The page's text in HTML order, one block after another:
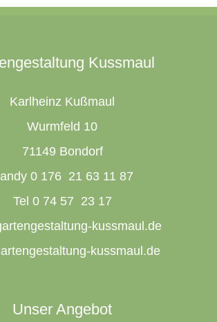
Kussmaul
Karlheinz Kußmaul
Wurmfeld 10
71149 Bondorf
0 176 21 63 11 87
Tel 0 74 57 23 17
kussmaul.de
kussmaul.de
Unser Angebot